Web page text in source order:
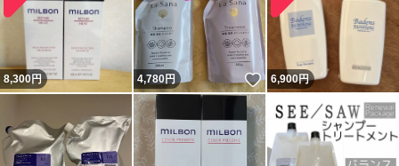
8,300円 4,780円 いいね！
6,900円